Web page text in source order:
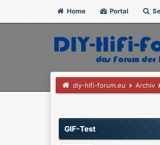
Home Portal
diy-hifi-forum.eu Archiv
GIF-Test